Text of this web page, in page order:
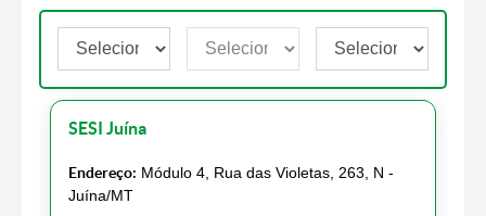
SESI Juína
Endereço: Módulo 4, Rua das Violetas, 263, N -
Juína/MT